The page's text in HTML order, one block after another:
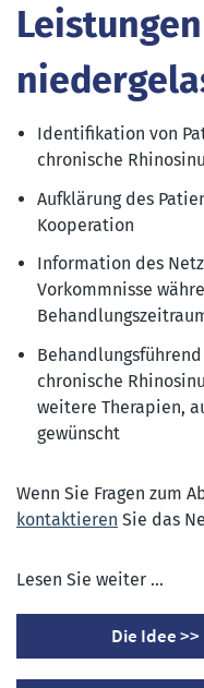
Identifikation von
chronische
Aufklärung des
Kooperation
Information des
Vorkommnisse
chronische
weitere Therapien,
gewünscht
Wenn Sie Fragen zum
kontaktieren Sie das
Lesen Sie weiter ...
Die Idee >>